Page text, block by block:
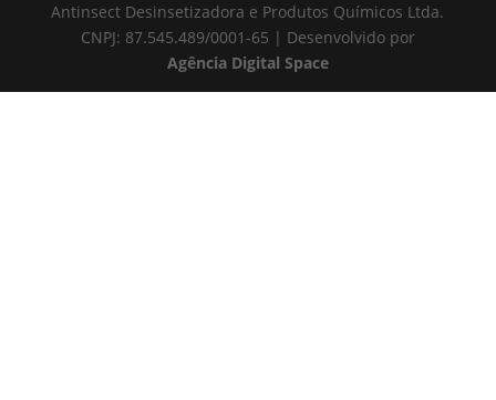
Antinsect Desinsetizadora e Produtos Químicos Ltda.
CNPJ: 87.545.489/0001-65 | Desenvolvido por
Agência Digital Space